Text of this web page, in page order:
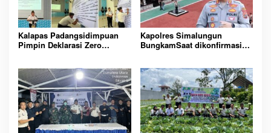
Kalapas Padangsidimpuan
Pimpin Deklarasi Zero
Padangsidimpuan
Kapolres Simalungun
BungkamSaat dikonfirmasi
Dikecamatan gunung malela